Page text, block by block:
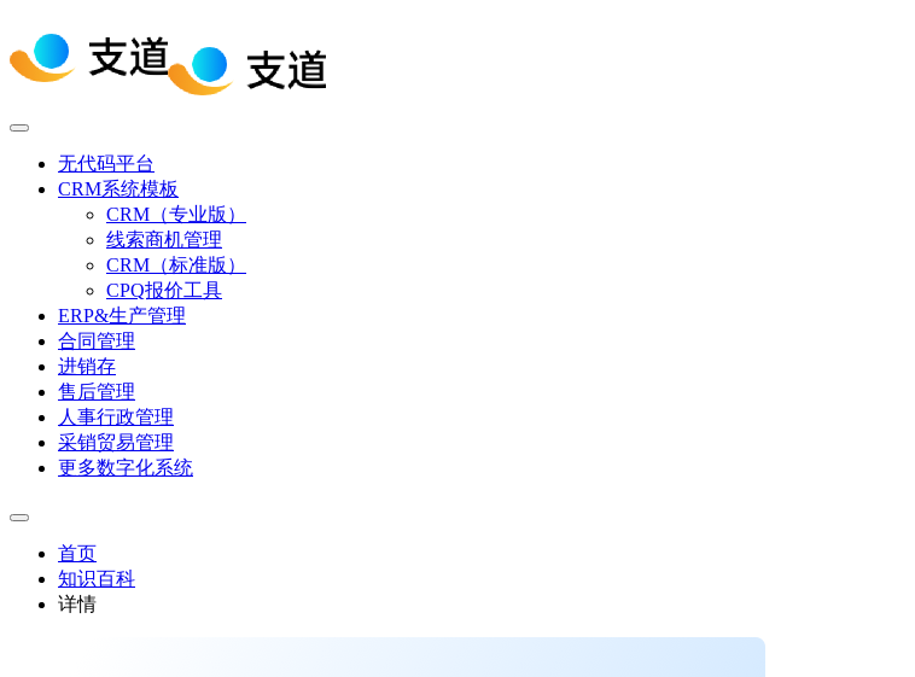
无代码平台
CRM系统模板
CRM（专业版）
线索商机管理
CRM（标准版）
CPQ报价工具
ERP&生产管理
合同管理
进销存
售后管理
人事行政管理
采销贸易管理
更多数字化系统
首页
知识百科
详情